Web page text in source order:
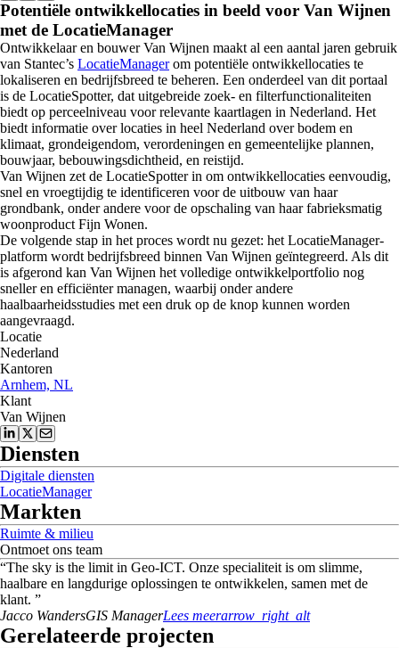
Potentiële ontwikkellocaties in beeld voor Van Wijnen
met de LocatieManager
Ontwikkelaar en bouwer Van Wijnen maakt al een aantal jaren gebruik
van Stantec’s LocatieManagerom potentiële ontwikkellocaties te
lokaliseren en bedrijfsbreed te beheren. Een onderdeel van dit portaal
is de LocatieSpotter, dat uitgebreide zoek- en filterfunctionaliteiten
biedt op perceelniveau voor relevante kaartlagen in Nederland. Het
biedt informatie over locaties in heel Nederland over bodem en
klimaat, grondeigendom, verordeningen en gemeentelijke plannen,
bouwjaar, bebouwingsdichtheid, en reistijd.
Van Wijnen zet de LocatieSpotter in om ontwikkellocaties eenvoudig,
snel en vroegtijdig te identificeren voor de uitbouw van haar
grondbank, onder andere voor de opschaling van haar fabrieksmatig
woonproduct Fijn Wonen.
De volgende stap in het proces wordt nu gezet: het LocatieManager-
platform wordt bedrijfsbreed binnen Van Wijnen geïntegreerd. Als dit
is afgerond kan Van Wijnen het volledige ontwikkelportfolio nog
sneller en efficiënter managen, waarbij onder andere
haalbaarheidsstudies met een druk op de knop kunnen worden
aangevraagd.
Locatie
Nederland
Kantoren
Arnhem, NL
Klant
Van Wijnen
Diensten
Digitale diensten
LocatieManager
Markten
Ruimte & milieu
Ontmoet ons team
“The sky is the limit in Geo-ICT. Onze specialiteit is om slimme,
haalbare en langdurige oplossingen te ontwikkelen, samen met de
klant. ”
Jacco WandersGIS ManagerLees meerarrow_right_alt
Gerelateerde projecten